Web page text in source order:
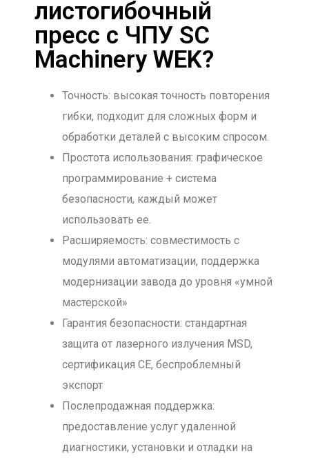
листогибочный
пресс с ЧПУ SC
Machinery WEK?
Точность: высокая точность повторения
гибки, подходит для сложных форм и
обработки деталей с высоким спросом.
Простота использования: графическое
программирование + система
безопасности, каждый может
использовать ее.
Расширяемость: совместимость с
модулями автоматизации, поддержка
модернизации завода до уровня «умной
мастерской»
Гарантия безопасности: стандартная
защита от лазерного излучения MSD,
сертификация CE, беспроблемный
экспорт
Послепродажная поддержка:
предоставление услуг удаленной
диагностики, установки и отладки на